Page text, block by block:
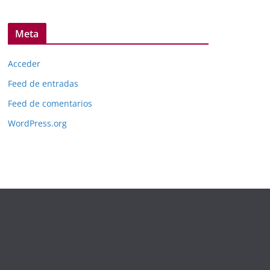
Meta
Acceder
Feed de entradas
Feed de comentarios
WordPress.org